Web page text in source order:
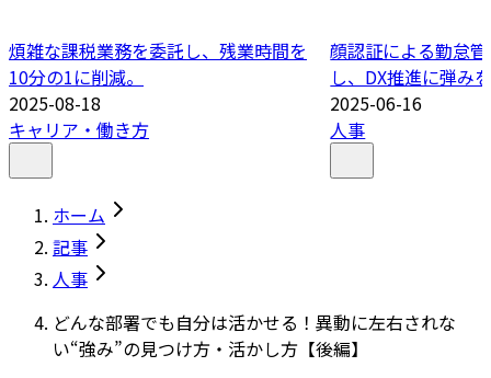
煩雑な課税業務を委託し、残業時間を
10分の1に削減。
2025-08-18
キャリア・働き方
顔認証による勤怠
し、DX推進に弾み
2025-06-16
人事
ホーム
記事
人事
どんな部署でも自分は活かせる！異動に左右されな
い“強み”の見つけ方・活かし方【後編】